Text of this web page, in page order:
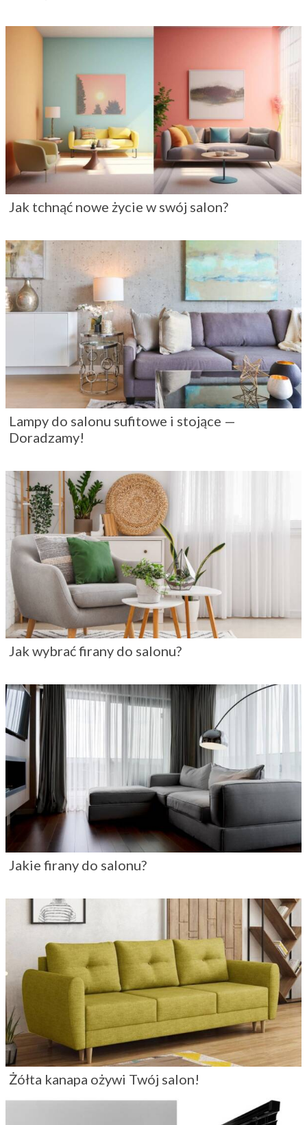
Jak tchnąć nowe życie w swój salon?
Lampy do salonu sufitowe i stojące —
Doradzamy!
Jak wybrać firany do salonu?
Jakie firany do salonu?
Żółta kanapa ożywi Twój salon!